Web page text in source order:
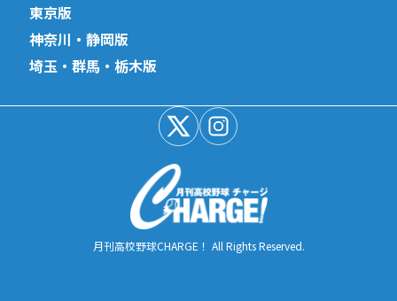
東京版
神奈川・静岡版
埼玉・群馬・栃木版
月刊高校野球CHARGE！ All Rights Reserved.